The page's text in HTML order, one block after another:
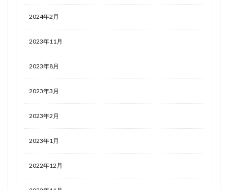
2024年2月
2023年11月
2023年8月
2023年3月
2023年2月
2023年1月
2022年12月